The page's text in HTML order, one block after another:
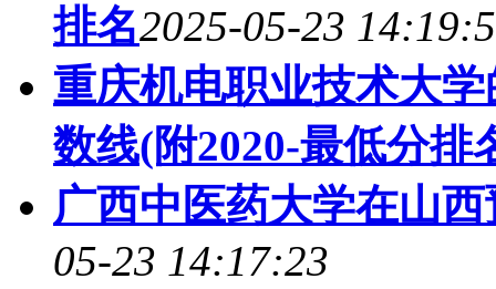
排名2025-05-23
重庆机电职业技术大
数线(附2020-最低分排
广西中医药大学在山
05-23 14:17:23